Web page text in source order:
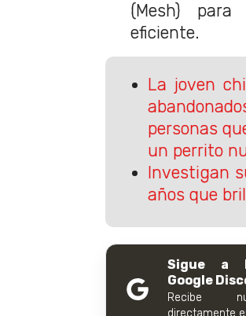
(Mesh)
eficiente.
La joven
personas
un perrito
Investigan
años que
Sigue a
Google
Recibe